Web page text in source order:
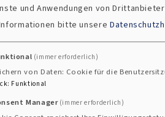
und Anwendungen von
bitte unsere
(immer erforderlich)
von Daten: Cookie für die
: Funktional
Manager (immer erforderlich)